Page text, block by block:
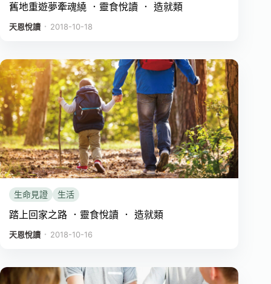
舊地重遊夢牽魂繞 ．靈食悅讀 ． 造就類
天恩悅讀 ． 2018-10-18
生命見證 生活
踏上回家之路 ．靈食悅讀 ． 造就類
天恩悅讀 ． 2018-10-16